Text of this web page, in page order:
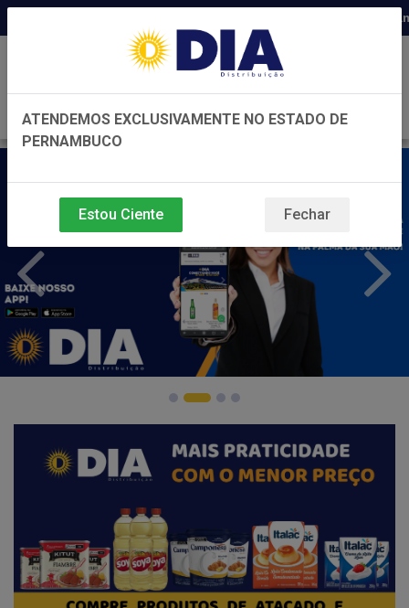
Distribuidora há 22 anos em
ATENDEMOS EXCLUSIVAMENTE NO ESTADO DE
PERNAMBUCO
Estou Ciente Fechar